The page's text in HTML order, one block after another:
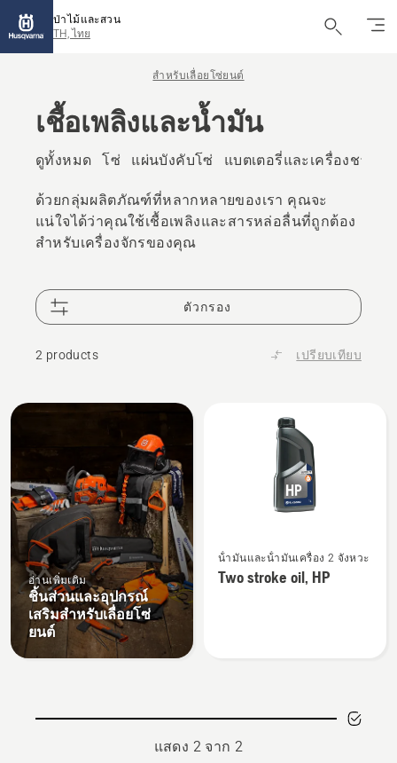
ป่าไม้และสวน
TH, ไทย
สำหรับเลื่อยโซ่ยนต์
เชื้อเพลิงและน้ำมัน
ดูทั้งหมด โซ่ แผ่นบังคับโซ่ แบตเตอรี่และเครื่องชาร์จ
ด้วยกลุ่มผลิตภัณฑ์ที่หลากหลายของเรา คุณจะ
แน่ใจได้ว่าคุณใช้เชื้อเพลิงและสารหล่อลื่นที่ถูกต้อง
สำหรับเครื่องจักรของคุณ
ตัวกรอง
2 products เปรียบเทียบ
All
อ่านเพิ่มเติม
ชิ้นส่วนและอุปกรณ์
เสริมสำหรับเลื่อยโซ่
ยนต์
ราย
ละเอียด
HP
น้ํามันและน้ํามันเครื่อง 2 จังหวะ
Two stroke oil, HP
แสดง 2 จาก 2